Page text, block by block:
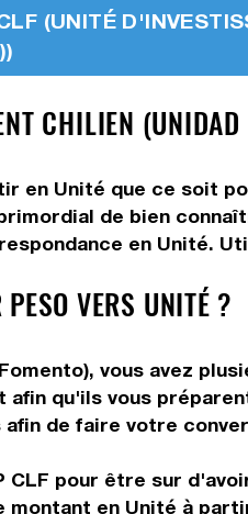
(UNITÉ
CHILIEN
en Unité que ce soit
de bien
en Unité.
VERS UNITÉ ?
vous avez
qu'ils vous
de faire votre
pour être sur
en Unité à